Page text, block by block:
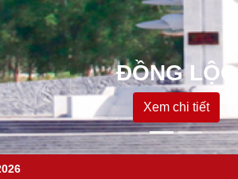
ĐỒNG LỘC
Xem chi tiết